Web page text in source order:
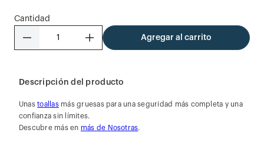
Cantidad
＋
－ Agregar al carrito
Descripción del producto
Unastoallasmás gruesas para una seguridad más completa y una
confianza sin límites.
Descubre más en más de Nosotras.